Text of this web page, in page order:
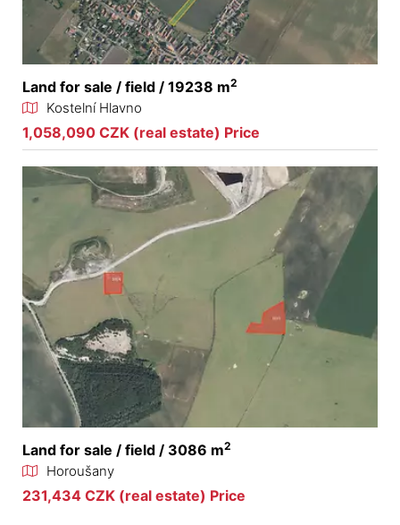
Land for sale / field / 19238 m2
Kostelní Hlavno
1,058,090 CZK (real estate) Price
Land for sale / field / 3086 m2
Horoušany
231,434 CZK (real estate) Price